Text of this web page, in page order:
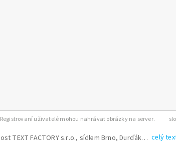
Registrovaní uživatelé mohou nahrávat obrázky na server.
celý